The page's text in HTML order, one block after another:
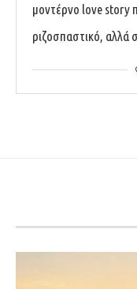
μοντέρνο love story
ριζοσπαστικό, αλλά